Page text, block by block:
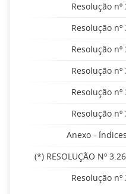
Resolução
Resolução
Resolução
Resolução
Resolução
Resolução
Anexo -
(*) RESOLUÇÃO Nº
Resolução